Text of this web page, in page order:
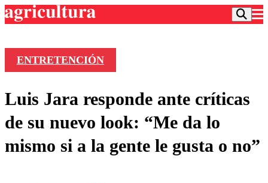
Frecuencias
Agricultura TV
Deportes
Colo Colo
Entretención
ENTRETENCIÓN
Luis Jara responde ante críticas
de su nuevo look: “Me da lo
mismo si a la gente le gusta o no”